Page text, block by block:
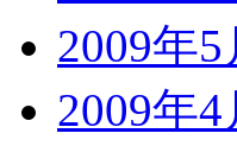
2009年5
2009年4